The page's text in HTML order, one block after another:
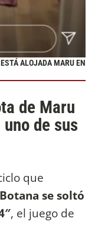
ALOJADA MARU EN
de Maru
de sus
que
se soltó
, el juego de